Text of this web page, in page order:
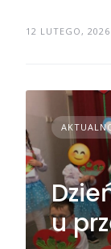
12 LUTEGO, 2026
u